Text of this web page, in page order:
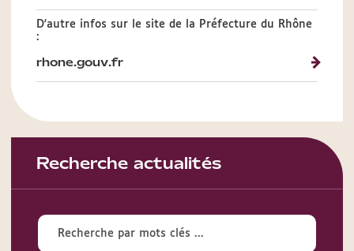
D'autre infos sur le site de la Préfecture du Rhône
:
rhone.gouv.fr
Recherche actualités